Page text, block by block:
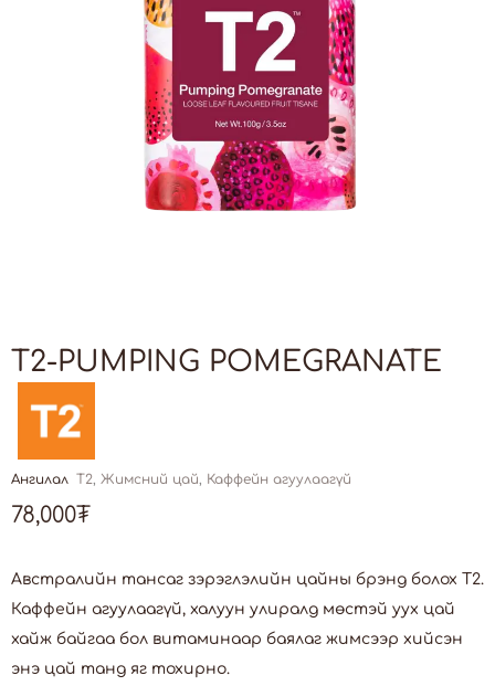
T2-PUMPING POMEGRANATE
Ангилал Т2 Жимсний цай Каффейн агуулаагүй
78,000₮
Австралийн тансаг зэрэглэлийн цайны брэнд болох Т2.
Каффейн агуулаагүй, халуун улиралд мөстэй уух цай
хайж байгаа бол витаминаар баялаг жимсээр хийсэн
энэ цай танд яг тохирно.